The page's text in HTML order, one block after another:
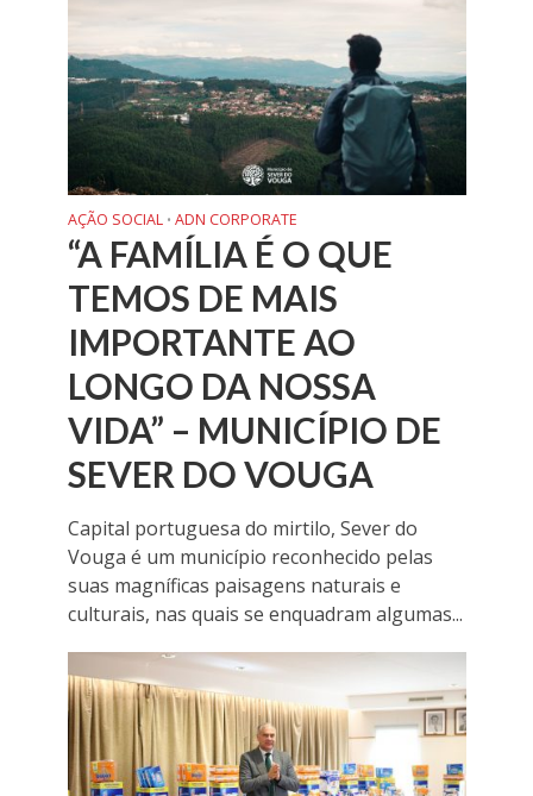
AÇÃO SOCIAL • ADN CORPORATE
“A FAMÍLIA É O QUE
TEMOS DE MAIS
IMPORTANTE AO
LONGO DA NOSSA
VIDA” – MUNICÍPIO DE
SEVER DO VOUGA
Capital portuguesa do mirtilo, Sever do
Vouga é um município reconhecido pelas
suas magníficas paisagens naturais e
culturais, nas quais se enquadram algumas...